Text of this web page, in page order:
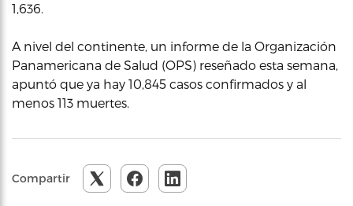
1,636.
A nivel del continente, un informe de la Organización
Panamericana de Salud (OPS) reseñado esta semana,
apuntó que ya hay 10,845 casos confirmados y al
menos 113 muertes.
Compartir